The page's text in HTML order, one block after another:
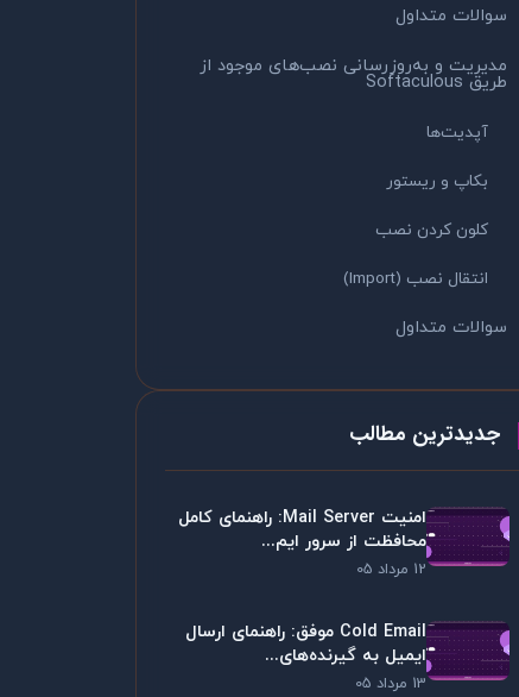
سوالات متداول
مدیریت و به‌روزرسانی نصب‌های موجود از
طریق Softaculous
آپدیت‌ها
بکاپ و ریستور
کلون کردن نصب
انتقال نصب (Import)
سوالات متداول
جدیدترین مطالب
امنیت Mail Server: راهنمای کامل
محافظت از سرور ایم...
12 مرداد 05
Cold Email موفق: راهنمای ارسال
ایمیل به گیرنده‌های...
13 مرداد 05